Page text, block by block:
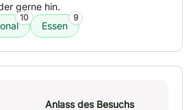
gerne hin.
10
Essen
9
Anlass des Besuchs